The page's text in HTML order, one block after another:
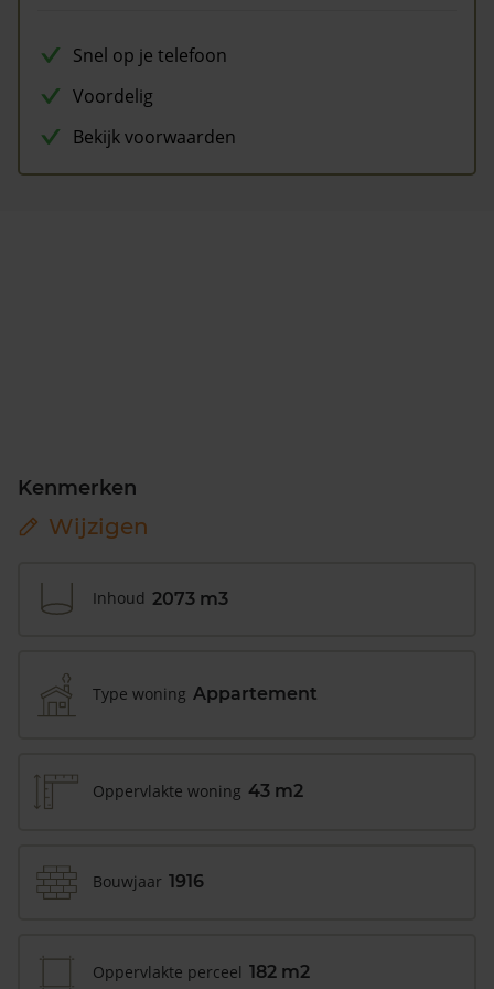
Snel op je telefoon
Voordelig
Bekijk voorwaarden
Kenmerken
Wijzigen
Inhoud 2073 m3
Type woning Appartement
Oppervlakte woning 43 m2
Bouwjaar 1916
Oppervlakte perceel 182 m2